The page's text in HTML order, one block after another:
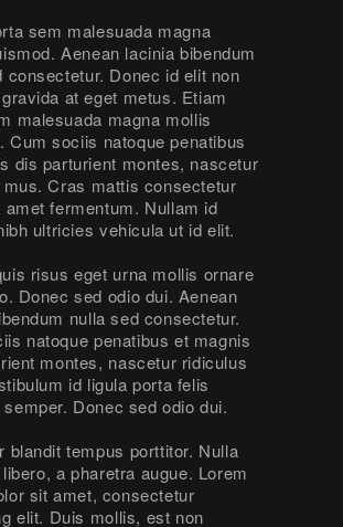
sem malesuada magna
Aenean lacinia bibendum
consectetur. Donec id elit non
at eget metus. Etiam
malesuada magna mollis
Cum sociis natoque penatibus
dis parturient montes, nascetur
Cras mattis consectetur
amet fermentum. Nullam id
ultricies vehicula ut id elit.
risus eget urna mollis ornare
Donec sed odio dui. Aenean
nulla sed consectetur.
natoque penatibus et magnis
montes, nascetur ridiculus
id ligula porta felis
Donec sed odio dui.
blandit tempus porttitor. Nulla
a pharetra augue. Lorem
sit amet, consectetur
elit. Duis mollis, est non